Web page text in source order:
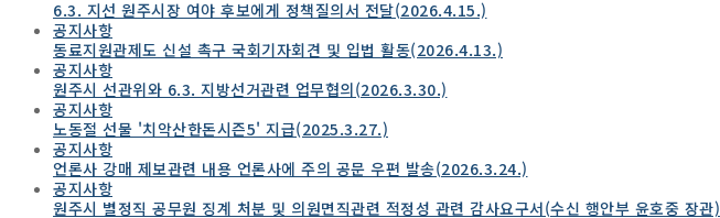
6.3. 지선 원주시장 여야 후보에게 정책질의서 전달(2026.4.15.)
공지사항
동료지원관제도 신설 촉구 국회기자회견 및 입법 활동(2026.4.13.)
공지사항
원주시 선관위와 6.3. 지방선거관련 업무협의(2026.3.30.)
공지사항
노동절 선물 '치악산한돈시즌5' 지급(2025.3.27.)
공지사항
언론사 강매 제보관련 내용 언론사에 주의 공문 우편 발송(2026.3.24.)
공지사항
원주시 별정직 공무원 징계 처분 및 의원면직관련 적정성 관련 감사요구서(수신 행안부 윤호중 장관)